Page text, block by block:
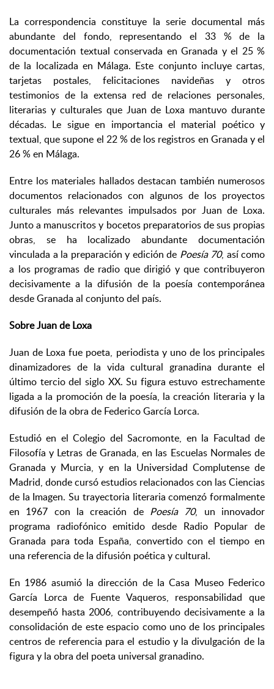
La correspondencia constituye la serie documental más
abundante del fondo, representando el 33 % de la
documentación textual conservada en Granada y el 25 %
de la localizada en Málaga. Este conjunto incluye cartas,
tarjetas postales, felicitaciones navideñas y otros
testimonios de la extensa red de relaciones personales,
literarias y culturales que Juan de Loxa mantuvo durante
décadas. Le sigue en importancia el material poético y
textual, que supone el 22 % de los registros en Granada y el
26 % en Málaga.
Entre los materiales hallados destacan también numerosos
documentos relacionados con algunos de los proyectos
culturales más relevantes impulsados por Juan de Loxa.
Junto a manuscritos y bocetos preparatorios de sus propias
obras, se ha localizado abundante documentación
vinculada a la preparación y edición de Poesía 70, así como
a los programas de radio que dirigió y que contribuyeron
decisivamente a la difusión de la poesía contemporánea
desde Granada al conjunto del país.
Sobre Juan de Loxa
Juan de Loxa fue poeta, periodista y uno de los principales
dinamizadores de la vida cultural granadina durante el
último tercio del siglo XX. Su figura estuvo estrechamente
ligada a la promoción de la poesía, la creación literaria y la
difusión de la obra de Federico García Lorca.
Estudió en el Colegio del Sacromonte, en la Facultad de
Filosofía y Letras de Granada, en las Escuelas Normales de
Granada y Murcia, y en la Universidad Complutense de
Madrid, donde cursó estudios relacionados con las Ciencias
de la Imagen. Su trayectoria literaria comenzó formalmente
en 1967 con la creación de Poesía 70, un innovador
programa radiofónico emitido desde Radio Popular de
Granada para toda España, convertido con el tiempo en
una referencia de la difusión poética y cultural.
En 1986 asumió la dirección de la Casa Museo Federico
García Lorca de Fuente Vaqueros, responsabilidad que
desempeñó hasta 2006, contribuyendo decisivamente a la
consolidación de este espacio como uno de los principales
centros de referencia para el estudio y la divulgación de la
figura y la obra del poeta universal granadino.